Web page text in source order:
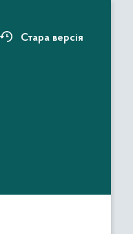
Стара версія